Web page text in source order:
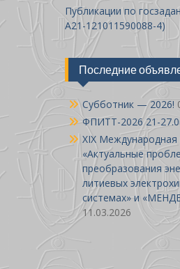
Публикации по
A21-121011590088-4)
Последние
Cубботник — 2026!
ФПИТТ-2026 21-
XIX
«Актуальные
преобразования
литиевых
системах» и
11.03.2026